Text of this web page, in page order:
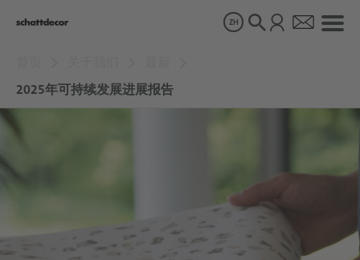
花色
产品
关于我们
可持续发展
ZH
2025年可持续发展进展报告